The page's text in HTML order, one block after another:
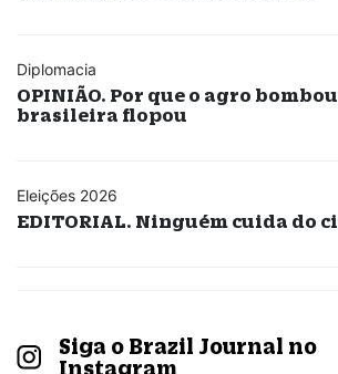
Diplomacia
OPINIÃO. Por que o agro
brasileira flopou
Eleições 2026
EDITORIAL. Ninguém cuida do
Siga o Brazil Journal no
Instagram